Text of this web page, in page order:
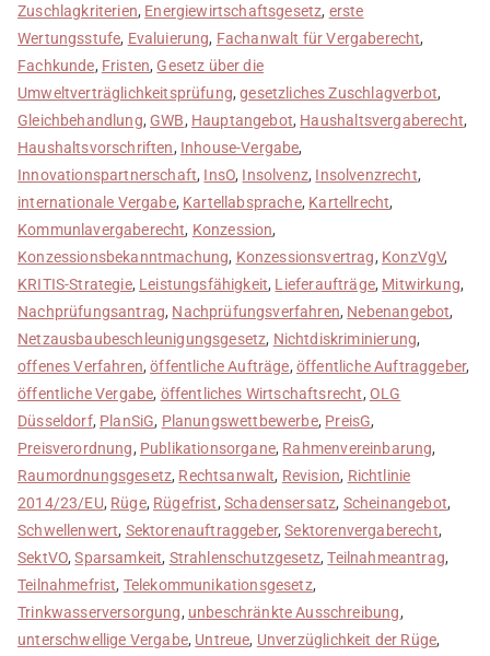
Zuschlagkriterien, Energiewirtschaftsgesetz, erste
Wertungsstufe, Evaluierung, Fachanwalt für Vergaberecht,
Fachkunde, Fristen, Gesetz über die
Umweltverträglichkeitsprüfung,gesetzliches Zuschlagverbot,
Gleichbehandlung, GWB, Hauptangebot, Haushaltsvergaberecht,
Haushaltsvorschriften, Inhouse-Vergabe,
Innovationspartnerschaft, InsO, Insolvenz, Insolvenzrecht,
internationale Vergabe, Kartellabsprache, Kartellrecht,
Kommunlavergaberecht, Konzession,
Konzessionsbekanntmachung, Konzessionsvertrag, KonzVgV,
KRITIS-Strategie, Leistungsfähigkeit, Lieferaufträge, Mitwirkung,
Nachprüfungsantrag, Nachprüfungsverfahren, Nebenangebot,
Netzausbaubeschleunigungsgesetz, Nichtdiskriminierung,
offenes Verfahren,öffentliche Aufträge, öffentliche Auftraggeber,
öffentliche Vergabe, öffentliches Wirtschaftsrecht, OLG
Düsseldorf, PlanSiG, Planungswettbewerbe, PreisG,
Preisverordnung, Publikationsorgane, Rahmenvereinbarung,
Raumordnungsgesetz, Rechtsanwalt, Revision, Richtlinie
2014/23/EU, Rüge, Rügefrist, Schadensersatz, Scheinangebot,
Schwellenwert, Sektorenauftraggeber,Sektorenvergaberecht,
SektVO,Sparsamkeit, Strahlenschutzgesetz,Teilnahmeantrag,
Teilnahmefrist, Telekommunikationsgesetz,
Trinkwasserversorgung, unbeschränkte Ausschreibung,
unterschwellige Vergabe, Untreue, Unverzüglichkeit der Rüge,